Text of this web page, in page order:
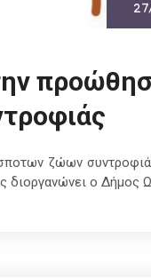
ζώων
ο Δήμος